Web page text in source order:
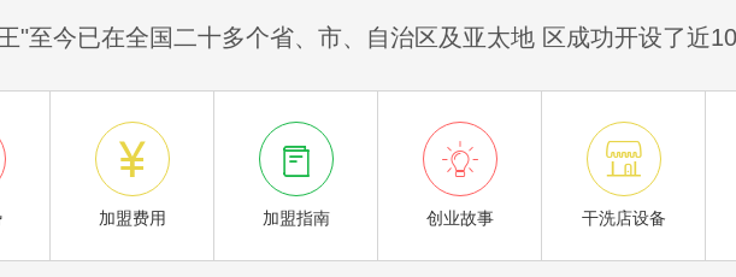
"至今已在全国二十多个省、市、自治区及亚太地 区成功开设了近

加盟费用

加盟指南

创业故事

干洗店设备